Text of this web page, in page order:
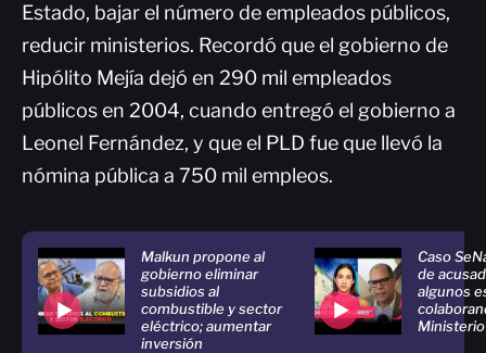
Estado, bajar el número de empleados públicos,
reducir ministerios. Recordó que el gobierno de
Hipólito Mejía dejó en 290 mil empleados
públicos en 2004, cuando entregó el gobierno a
Leonel Fernández, y que el PLD fue que llevó la
nómina pública a 750 mil empleos.
Malkun propone al
gobierno eliminar
subsidios al
combustible y sector
eléctrico; aumentar
inversión
Caso
de
algunos